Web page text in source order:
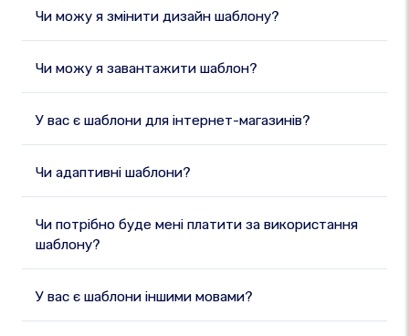
Чи можу я змінити дизайн шаблону?
Чи можу я завантажити шаблон?
У вас є шаблони для інтернет-магазинів?
Чи адаптивні шаблони?
Чи потрібно буде мені платити за використання
шаблону?
У вас є шаблони іншими мовами?